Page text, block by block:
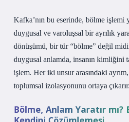
Kafka’nın bu eserinde, bölme işlemi
duygusal ve varoluşsal bir ayrılık
dönüşümü, bir tür “bölme” değil
duygusal anlamda, insanın kimliğini
işlem. Her iki unsur arasındaki
toplumsal izolasyonunu ortaya çıkarır.
Bölme, Anlam Yaratır mı?